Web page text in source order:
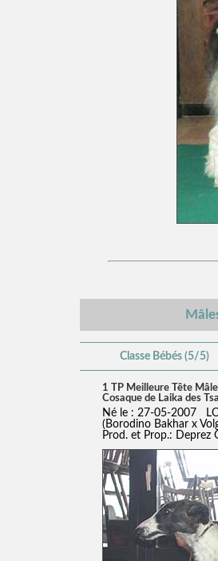
Classe Bébés (5/5)
1 TP Meilleure Tête
Cosaque de Laika des
Né le : 27-05-2007
(Borodino Bakhar x
Prod. et Prop.: Deprez